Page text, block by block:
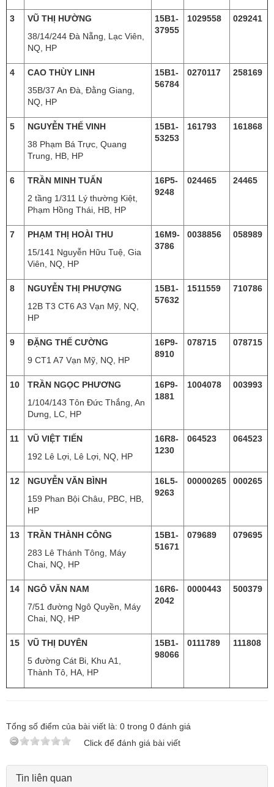
3
VŨ THỊ HƯỜNG
38/14/244 Đà Nẵng, Lạc Viên,
NQ, HP
15B1-
37955
1029558 029241
4
CAO THÙY LINH
35B/37 An Đà, Đằng Giang,
NQ, HP
15B1-
56784
0270117 258169
5
NGUYỄN THẾ VINH
38 Phạm Bá Trực, Quang
Trung, HB, HP
15B1-
53253
161793 161868
6
TRẦN MINH TUẤN
2 tầng 1/311 Lý thường Kiệt,
Phạm Hồng Thái, HB, HP
16P5-
9248
024465 24465
7
PHẠM THỊ HOÀI THU
15/141 Nguyễn Hữu Tuệ, Gia
Viên, NQ, HP
16M9-
3786
0038856 058989
8
NGUYỄN THỊ PHƯỢNG
12B T3 CT6 A3 Vạn Mỹ, NQ,
HP
15B1-
57632
1511559 710786
9
ĐẶNG THẾ CƯỜNG
9 CT1 A7 Vạn Mỹ, NQ, HP
16P9-
8910
078715 078715
10
TRẦN NGỌC PHƯƠNG
1/104/143 Tôn Đức Thắng, An
Dưng, LC, HP
16P9-
1881
1004078 003993
11
VŨ VIỆT TIẾN
192 Lê Lợi, Lê Lợi, NQ, HP
16R8-
1230
064523 064523
12
NGUYỄN VĂN BÌNH
159 Phan Bội Châu, PBC, HB,
HP
16L5-
9263
00000265 000265
13
TRẦN THÀNH CÔNG
283 Lê Thánh Tông, Máy
Chai, NQ, HP
15B1-
51671
079689 079695
14
NGÔ VĂN NAM
7/51 đường Ngô Quyền, Máy
Chai, NQ, HP
16R6-
2042
0000443 500379
15
VŨ THỊ DUYÊN
5 đường Cát Bi, Khu A1,
Thành Tô, HA, HP
15B1-
98066
0111789 111808
Tổng số điểm của bài viết là: 0 trong 0 đánh giá
Click để đánh giá bài viết
Tin liên quan